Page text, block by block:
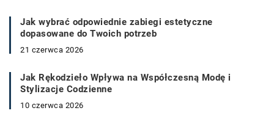
Jak wybrać odpowiednie zabiegi estetyczne
dopasowane do Twoich potrzeb
21 czerwca 2026
Jak Rękodzieło Wpływa na Współczesną Modę i
Stylizacje Codzienne
10 czerwca 2026